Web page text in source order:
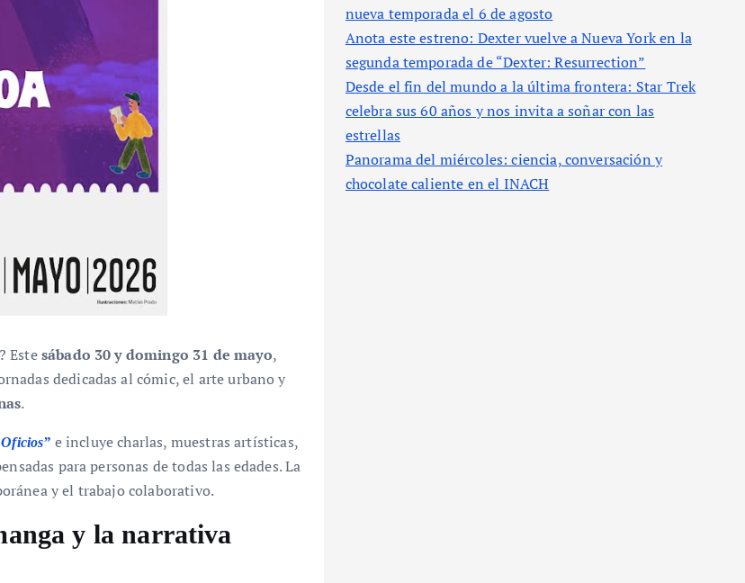
Estesábado 30 y domingo 31 de mayo,
dedicadas al cómic, el arte urbano y
.
e incluye charlas, muestras artísticas,
para personas de todas las edades. La
y el trabajo colaborativo.
y la narrativa
nueva temporada el 6 de agosto
Anota este estreno: Dexter vuelve a Nueva York en la
segunda temporada de “Dexter: Resurrection”
Desde el fin del mundo a la última frontera: Star Trek
celebra sus 60 años y nos invita a soñar con las
estrellas
Panorama del miércoles: ciencia, conversación y
chocolate caliente en el INACH